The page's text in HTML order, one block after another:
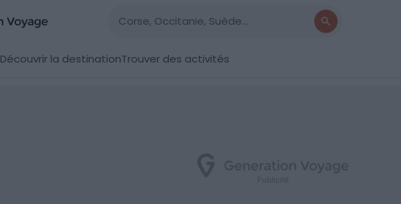
Découvrir la destinationTrouver des activités